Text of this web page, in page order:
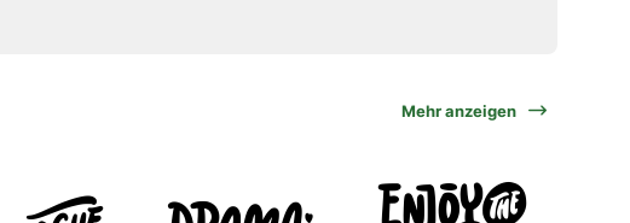
Mehr anzeigen